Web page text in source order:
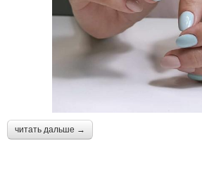
читать дальше →